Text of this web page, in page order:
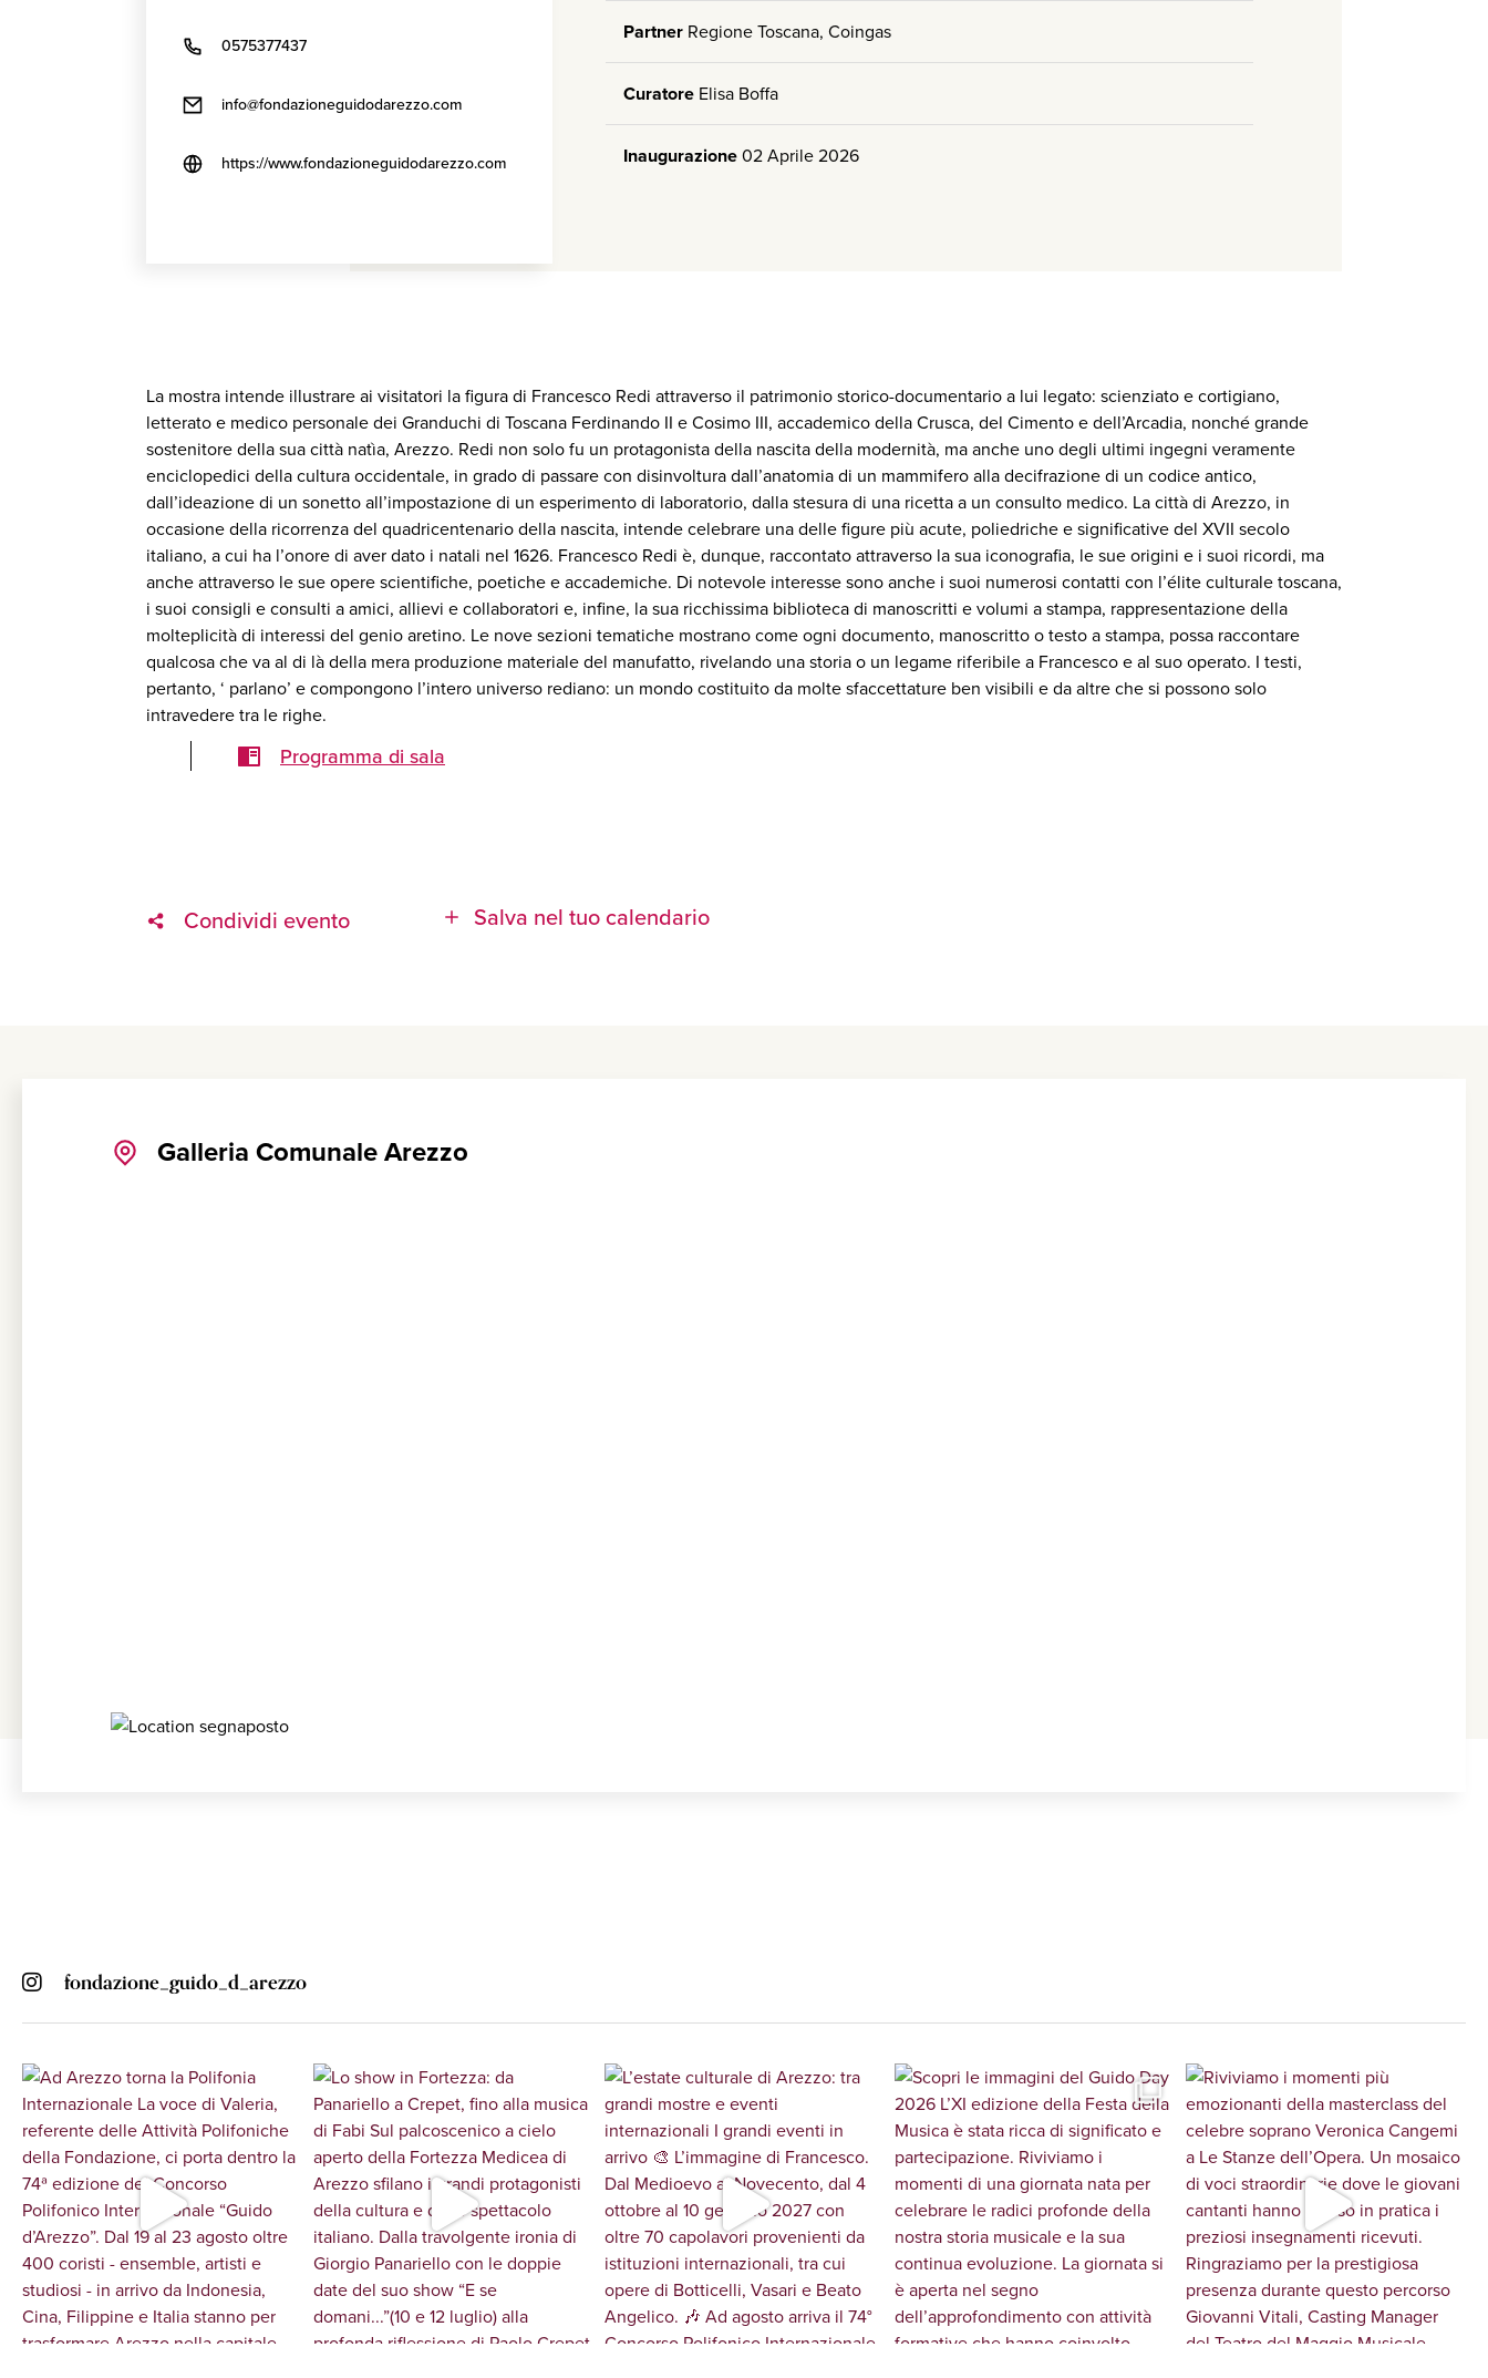
0575377437
info@fondazioneguidodarezzo.com
https://www.fondazioneguidodarezzo.com
Partner Regione Toscana, Coingas
Curatore Elisa Boffa
Inaugurazione02 Aprile 2026
La mostra intende illustrare ai visitatori la figura di Francesco Redi attraverso il patrimonio storico-documentario a lui legato: scienziato e cortigiano,
letterato e medico personale dei Granduchi di Toscana Ferdinando II e Cosimo III, accademico della Crusca, del Cimento e dell’Arcadia, nonché grande
sostenitore della sua città natìa, Arezzo. Redi non solo fu un protagonista della nascita della modernità, ma anche uno degli ultimi ingegni veramente
enciclopedici della cultura occidentale, in grado di passare con disinvoltura dall’anatomia di un mammifero alla decifrazione di un codice antico,
dall’ideazione di un sonetto all’impostazione di un esperimento di laboratorio, dalla stesura di una ricetta a un consulto medico. La città di Arezzo, in
occasione della ricorrenza del quadricentenario della nascita, intende celebrare una delle figure più acute, poliedriche e significative del XVII secolo
italiano, a cui ha l’onore di aver dato i natali nel 1626. Francesco Redi è, dunque, raccontato attraverso la sua iconografia, le sue origini e i suoi ricordi, ma
anche attraverso le sue opere scientifiche, poetiche e accademiche. Di notevole interesse sono anche i suoi numerosi contatti con l’élite culturale toscana,
i suoi consigli e consulti a amici, allievi e collaboratori e, infine, la sua ricchissima biblioteca di manoscritti e volumi a stampa, rappresentazione della
molteplicità di interessi del genio aretino. Le nove sezioni tematiche mostrano come ogni documento, manoscritto o testo a stampa, possa raccontare
qualcosa che va al di là della mera produzione materiale del manufatto, rivelando una storia o un legame riferibile a Francesco e al suo operato. I testi,
pertanto, ‘ parlano’ e compongono l’intero universo rediano: un mondo costituito da molte sfaccettature ben visibili e da altre che si possono solo
intravedere tra le righe.
Programma di sala
Condividi evento Salva nel tuo calendario
Galleria Comunale Arezzo
fondazione_guido_d_arezzo